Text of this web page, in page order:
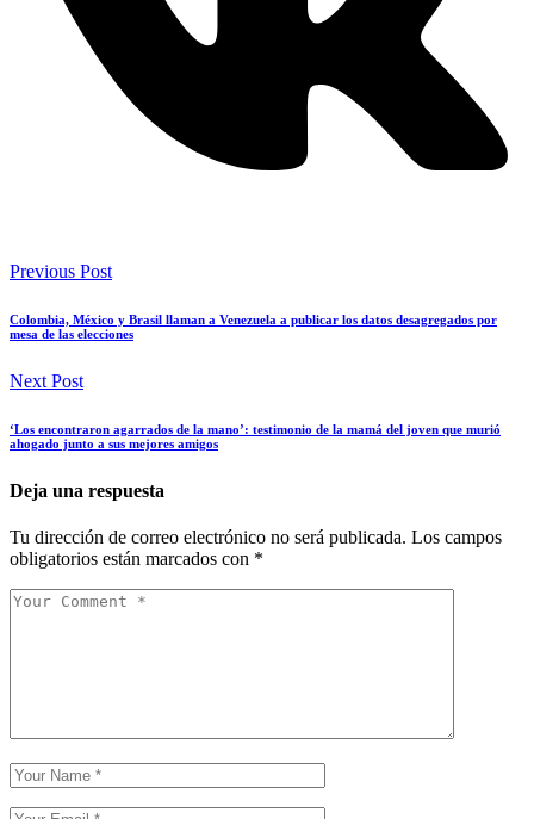
Previous Post
Colombia, México y Brasil llaman a Venezuela a publicar los datos desagregados por
mesa de las elecciones
Next Post
‘Los encontraron agarrados de la mano’: testimonio de la mamá del joven que murió
ahogado junto a sus mejores amigos
Deja una respuesta
Tu dirección de correo electrónico no será publicada. Los campos
obligatorios están marcados con *